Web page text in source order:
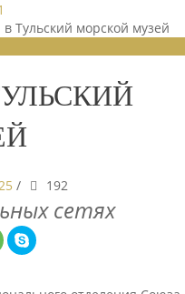
в Тульский морской музей
/ 192
сетях